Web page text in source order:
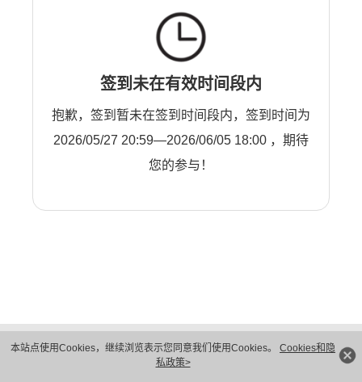
本站点使用Cookies，继续浏览表示您同意我们使用Cookies。 Cookies和隐
私政策>
签到未在有效时间段内
抱歉，签到暂未在签到时间段内，签到时间为
2026/05/27 20:59—2026/06/05 18:00 ，期待
您的参与！
隐私保护
法律声明